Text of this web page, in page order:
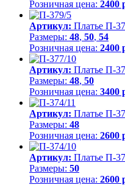
Розничная цена: 2400
Артикул: Платье П-
Размеры: 48, 50, 54
Розничная цена: 2400
Артикул: Платье П-
Размеры: 48, 50
Розничная цена: 3400
Артикул: Платье П-
Размеры: 48
Розничная цена: 2600
Артикул: Платье П-
Размеры: 50
Розничная цена: 2600